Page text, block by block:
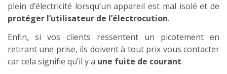
plein d’électricité lorsqu’un appareil est mal isolé et de
protéger l’utilisateur de l’électrocution.
Enfin, si vos clients ressentent un picotement en
retirant une prise, ils doivent à tout prix vous contacter
car cela signifie qu’il y a une fuite de courant.